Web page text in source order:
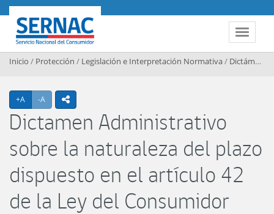
Contenido principal
Toggle
SERNAC
Inicio / Protección / Legislación e Interpretación Normativa/ Dictámenes Interpretativos
+A Agrandar texto
-A Achicar textoicono compartir
Dictamen Administrativo
sobre la naturaleza del plazo
dispuesto en el artículo 42
de la Ley del Consumidor